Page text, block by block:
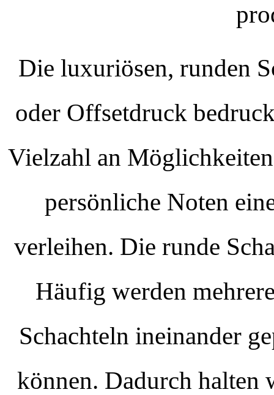
Die luxuriösen, runden
oder Offsetdruck
Vielzahl an
persönliche Noten
verleihen. Die runde
Häufig werden
Schachteln ineinander
können. Dadurch halten